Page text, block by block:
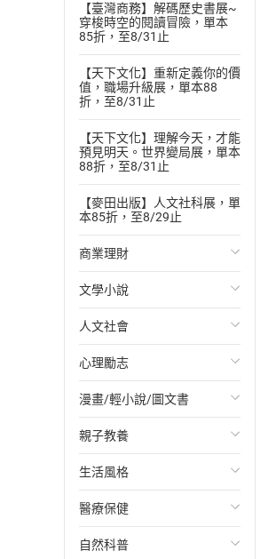
【臺灣商務】解碼歷史書展~
穿梭時空的閱讀冒險，單本
85折，至8/31止
【天下文化】重新定義你的價
值，職場升級展，單本88
折，至8/31止
【天下文化】理解今天，才能
預見明天。世界變局展，單本
88折，至8/31止
【麥田出版】人文社科展，單
本85折，至8/29止
商業理財
投資理財
經濟/趨勢
財務/金融
管理/領導
職場工作術
成功法
行銷/廣告
傳記
文學小說
歐美文學
日本文學
韓國文學
華文文學
經典文學
成長/家庭生活小說
懸疑/推理小說
人文社會
國際關係
政治
社會科學
台灣/中國歷史
日/韓歷史
其他歷史/史學
心理勵志
心靈成長/情緒
人際關係
兩性關係
心理學
漫畫/輕小說/圖文書
輕小說
奇幻/科幻
愛情故事
職場/社會寫實
親子教養
教育現場
兒童文學/故事
兒童科普/學習
生活風格
飲食/食譜
健身/美顏
醫療保健
健康/養生
自然科普